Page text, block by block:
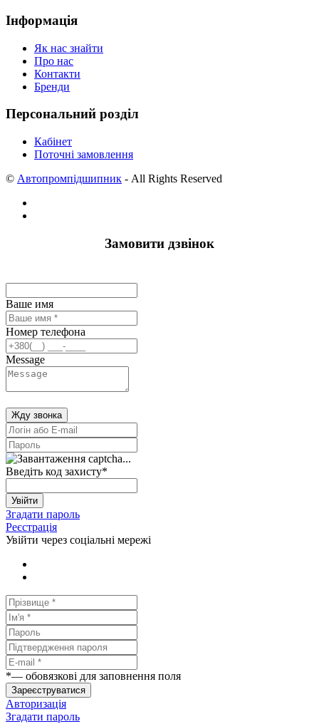
Інформація
Як нас знайти
Про нас
Контакти
Бренди
Персональний розділ
Кабінет
Поточні замовлення
© Автопромпідшипник - All Rights Reserved
Замовити дзвінок
Ваше имя
Номер телефона
Message
Жду звонка
Введіть код захисту*
Увійти
Згадати пароль
Реєстрація
Увійти через соціальні мережі
*— обовязкові для заповнення поля
Зареєструватися
Авторизація
Згадати пароль